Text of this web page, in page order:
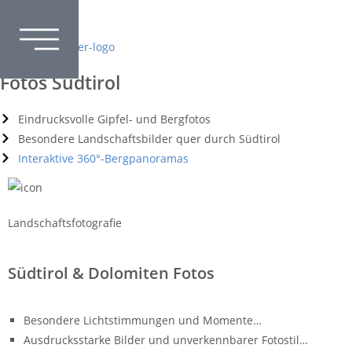
Fotos Südtirol
Eindrucksvolle Gipfel- und Bergfotos
Besondere Landschaftsbilder quer durch Südtirol
Interaktive 360°-Bergpanoramas
Landschaftsfotografie
Südtirol & Dolomiten Fotos
Besondere Lichtstimmungen und Momente…
Ausdrucksstarke Bilder und unverkennbarer Fotostil…